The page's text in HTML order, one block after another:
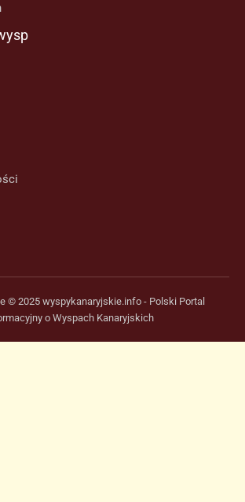
© 2025 wyspykanaryjskie.info - Polski Portal
o Wyspach Kanaryjskich